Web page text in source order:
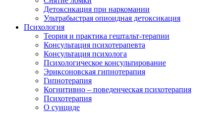
Детоксикация при наркомании
Ультрабыстрая опиоидная детоксикация
Психология
Теория и практика гештальт-терапии
Консультация психотерапевта
Консультация психолога
Психологическое консультирование
Эриксоновская гипнотерапия
Гипнотерапия
Когнитивно – поведенческая психотерапия
Психотерапия
О суициде